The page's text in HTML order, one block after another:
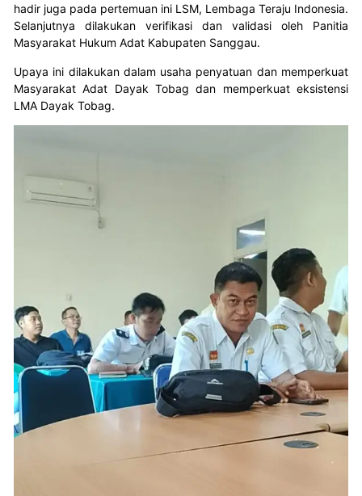
hadir juga pada pertemuan ini LSM, Lembaga Teraju Indonesia.
Selanjutnya dilakukan verifikasi dan validasi oleh Panitia
Masyarakat Hukum Adat Kabupaten Sanggau.
Upaya ini dilakukan dalam usaha penyatuan dan memperkuat
Masyarakat Adat Dayak Tobag dan memperkuat eksistensi
LMA Dayak Tobag.